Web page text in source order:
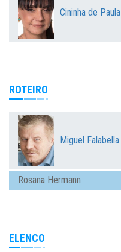
Cininha de Paula
ROTEIRO
Miguel Falabella
Rosana Hermann
ELENCO